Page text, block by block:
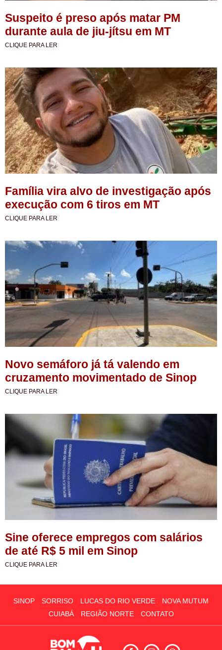
Suspeito é preso após matar PM
durante aula de jiu-jítsu em MT
CLIQUE PARA LER
Família vira alvo de investigação após
execução com 6 tiros em MT
CLIQUE PARA LER
Novo semáforo já tá valendo em
cruzamento movimentado de Sinop
CLIQUE PARA LER
Sine oferece empregos com salários
de até R$ 5 mil em Sinop
CLIQUE PARA LER
SINOP SORRISO LUCAS DO RIO VERDE
NOVA MUTUM
CUIABÁ
REGIÃO NORTE CONTATO